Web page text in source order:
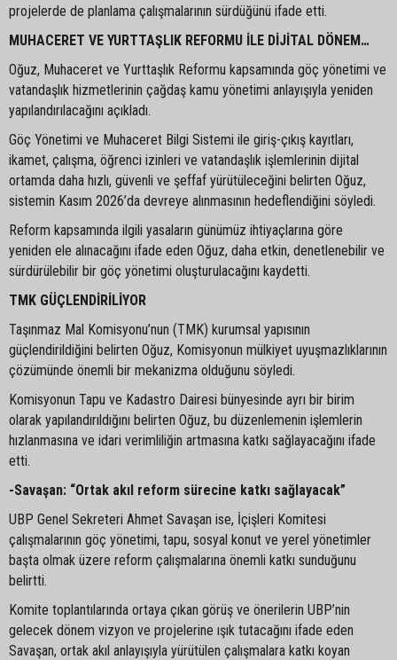
projelerde de planlama çalışmalarının sürdüğünü ifade etti.
MUHACERET VE YURTTAŞLIK REFORMU İLE DİJİTAL DÖNEM…
Oğuz, Muhaceret ve Yurttaşlık Reformu kapsamında göç yönetimi ve
vatandaşlık hizmetlerinin çağdaş kamu yönetimi anlayışıyla yeniden
yapılandırılacağını açıkladı.
Göç Yönetimi ve Muhaceret Bilgi Sistemi ile giriş-çıkış kayıtları,
ikamet, çalışma, öğrenci izinleri ve vatandaşlık işlemlerinin dijital
ortamda daha hızlı, güvenli ve şeffaf yürütüleceğini belirten Oğuz,
sistemin Kasım 2026’da devreye alınmasının hedeflendiğini söyledi.
Reform kapsamında ilgili yasaların günümüz ihtiyaçlarına göre
yeniden ele alınacağını ifade eden Oğuz, daha etkin, denetlenebilir ve
sürdürülebilir bir göç yönetimi oluşturulacağını kaydetti.
TMK GÜÇLENDİRİLİYOR
Taşınmaz Mal Komisyonu’nun (TMK) kurumsal yapısının
güçlendirildiğini belirten Oğuz, Komisyonun mülkiyet uyuşmazlıklarının
çözümünde önemli bir mekanizma olduğunu söyledi.
Komisyonun Tapu ve Kadastro Dairesi bünyesinde ayrı bir birim
olarak yapılandırıldığını belirten Oğuz, bu düzenlemenin işlemlerin
hızlanmasına ve idari verimliliğin artmasına katkı sağlayacağını ifade
etti.
-Savaşan: “Ortak akıl reform sürecine katkı sağlayacak”
UBP Genel Sekreteri Ahmet Savaşan ise, İçişleri Komitesi
çalışmalarının göç yönetimi, tapu, sosyal konut ve yerel yönetimler
başta olmak üzere reform çalışmalarına önemli katkı sunduğunu
belirtti.
Komite toplantılarında ortaya çıkan görüş ve önerilerin UBP’nin
gelecek dönem vizyon ve projelerine ışık tutacağını ifade eden
Savaşan, ortak akıl anlayışıyla yürütülen çalışmalara katkı koyan